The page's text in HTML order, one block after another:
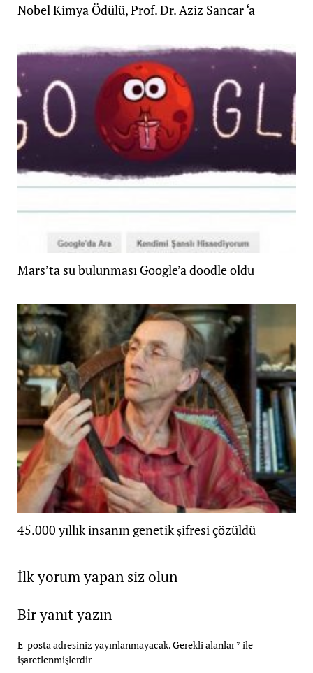
Nobel Kimya Ödülü, Prof. Dr. Aziz Sancar ‘a
Mars’ta su bulunması Google’a doodle oldu
45.000 yıllık insanın genetik şifresi çözüldü
İlk yorum yapan siz olun
Bir yanıt yazın
E-posta adresiniz yayınlanmayacak.Gerekli alanlar*ile
işaretlenmişlerdir